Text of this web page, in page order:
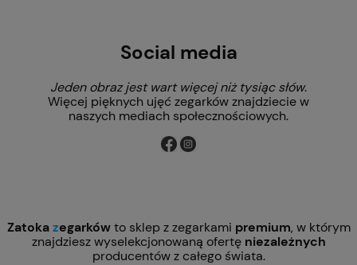
Social media
Jeden obraz jest wart więcej niż tysiąc słów.
Więcej pięknych ujęć zegarków znajdziecie w
naszych mediach społecznościowych.
Zatokazegarkówto sklep z zegarkami premium, w którym
znajdziesz wyselekcjonowaną ofertę niezależnych
producentów z całego świata.